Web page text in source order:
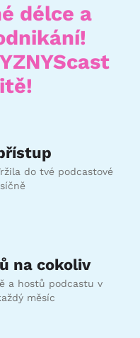
délce a
do tvé podcastové
na cokoliv
a hostů podcastu v
měsíc